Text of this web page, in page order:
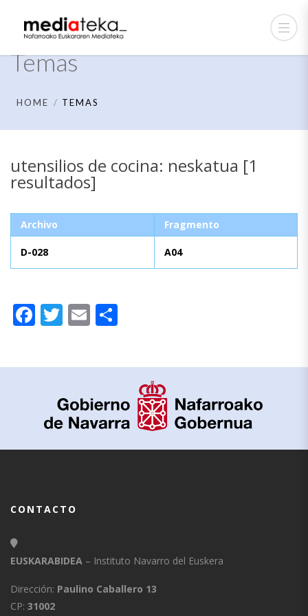
Temas
HOME TEMAS
utensilios de cocina: neskatua [1
resultados]
Archivo Fragmento
D-028 A04
Facebook
Twitter
Email
CONTACTO
EUSKARABIDEA – Instituto Navarro del Euskera
Dirección: Paulino Caballero 13
CP: 31002